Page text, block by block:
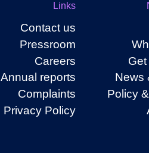
News
Policy
Links
Contact us
Pressroom
Careers
Annual reports
Complaints
Privacy Policy